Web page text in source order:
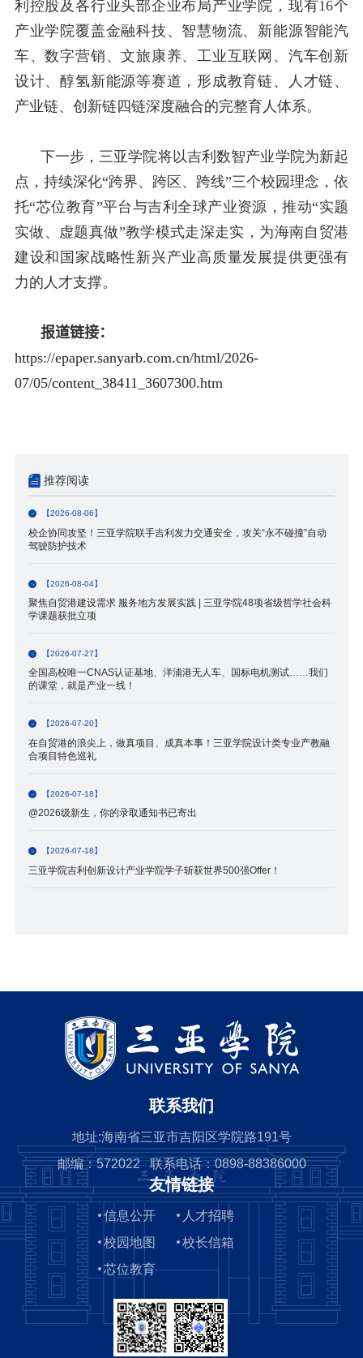
利控股及各行业头部企业布局产业学院，现有16个
产业学院覆盖金融科技、智慧物流、新能源智能汽
车、数字营销、文旅康养、工业互联网、汽车创新
设计、醇氢新能源等赛道，形成教育链、人才链、
产业链、创新链四链深度融合的完整育人体系。
下一步，三亚学院将以吉利数智产业学院为新起
点，持续深化“跨界、跨区、跨线”三个校园理念，依
托“芯位教育”平台与吉利全球产业资源，推动“实题
实做、虚题真做”教学模式走深走实，为海南自贸港
建设和国家战略性新兴产业高质量发展提供更强有
力的人才支撑。
报道链接：
https://epaper.sanyarb.com.cn/html/2026-
07/05/content_38411_3607300.htm
推荐阅读
【2026-08-06】
校企协同攻坚！三亚学院联手吉利发力交通安全，攻关“永不碰撞”自动
驾驶防护技术
【2026-08-04】
聚焦自贸港建设需求 服务地方发展实践 | 三亚学院48项省级哲学社会科
学课题获批立项
【2026-07-27】
全国高校唯一CNAS认证基地、洋浦港无人车、国标电机测试……我们
的课堂，就是产业一线！
【2026-07-20】
在自贸港的浪尖上，做真项目、成真本事！三亚学院设计类专业产教融
合项目特色巡礼
【2026-07-18】
@2026级新生，你的录取通知书已寄出
【2026-07-18】
三亚学院吉利创新设计产业学院学子斩获世界500强Offer！
联系我们
地址:海南省三亚市吉阳区学院路191号
邮编：572022 联系电话：0898-88386000
友情链接
信息公开
人才招聘
校园地图
校长信箱
芯位教育